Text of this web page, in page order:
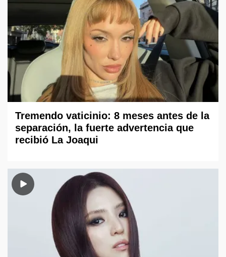
Tremendo vaticinio: 8 meses antes de la
separación, la fuerte advertencia que
recibió La Joaqui